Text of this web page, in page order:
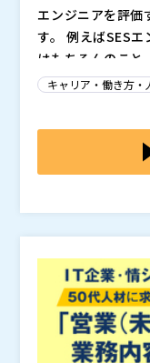
エンジニアを評価
す。 例えばSESエンジニアにおいては、技術的なスキル
はもちろんのこと
進めるためのコミ
スキルやコミュ
やサービスの開
ニアは高い評価を
させようと努力をしていき
アが保有するスキ
てのスキルセッ
が身に着けてい
個々の実力を正
とが難しくなっ
しかし、それぞれ
応となり、自社
できるかが鍵と
くばかりだからで
ことにより、エン
できず、育成やア
ないといった状
本セミナーでは
して、エンジニ
長として、個人の
談結果や他者から
ある点が挙げられ
キルセットを見
ルをどの程度の
で不足している
ます。 また、学
FOX HOUND株式
株式会社オープ
会社（）
※共催、協賛、
れる可能性があり
キャリア・働き方・